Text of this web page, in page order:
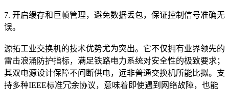
7. 开启缓存和巨帧管理，避免数据丢包，保证控制信号准确无
误。
源拓工业交换机的技术优势尤为突出。它不仅拥有业界领先的
雷击浪涌防护指标，满足铁路电力系统对安全性的极致要求；
其双电源设计保障不间断供电，远非普通交换机所能比拟。支
持多种IEEE标准冗余协议，意味着即使遇到网络故障，也能